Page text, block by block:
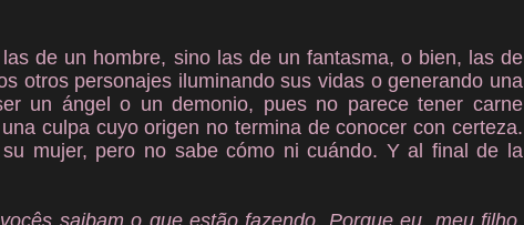
de un hombre, sino las de un fantasma, o bien, las de
otros personajes iluminando sus vidas o generando una
un ángel o un demonio, pues no parece tener carne
culpa cuyo origen no termina de conocer con certeza.
mujer, pero no sabe cómo ni cuándo. Y al final de la
saibam o que estão fazendo. Porque eu, meu filho,